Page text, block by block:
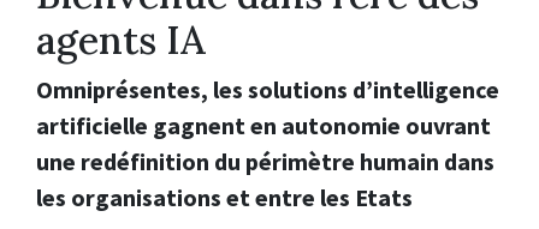
agents IA
Omniprésentes, les solutions d’intelligence
artificielle gagnent en autonomie ouvrant
une redéfinition du périmètre humain dans
les organisations et entre les Etats